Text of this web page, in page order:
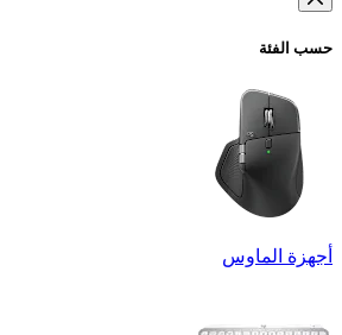
حسب الفئة
أجهزة الماوس